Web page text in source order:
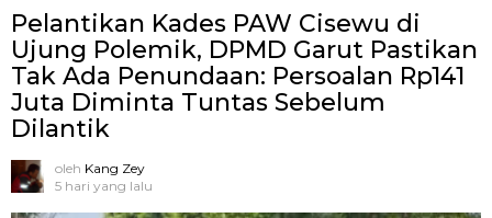
Pelantikan Kades PAW Cisewu di
Ujung Polemik, DPMD Garut Pastikan
Tak Ada Penundaan: Persoalan Rp141
Juta Diminta Tuntas Sebelum
Dilantik
oleh Kang Zey
5 hari yang lalu